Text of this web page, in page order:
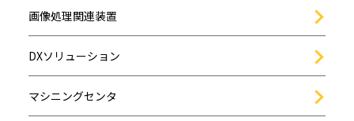
画像処理関連装置
DXソリューション
マシニングセンタ